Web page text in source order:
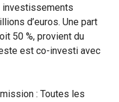
investissements
d’euros. Une part
50 %, provient du
est co-investi avec
: Toutes les